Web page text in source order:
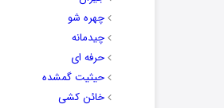
چهره شو
چیدمانه
حرفه ای
حیثیت گمشده
خائن کشی